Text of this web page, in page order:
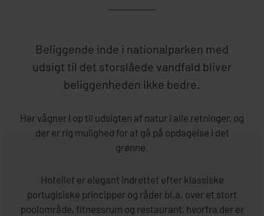
Beliggende inde i nationalparken med
udsigt til det storslåede vandfald bliver
beliggenheden ikke bedre.
Her vågner I op til udsigten af natur i alle retninger, og
der er rig mulighed for at gå på opdagelse i det
grønne.
Hotellet er elegant indrettet efter klassiske
portugisiske principper og råder bl.a. over et stort
poolområde, fitnessrum og restaurant, hvorfra der er